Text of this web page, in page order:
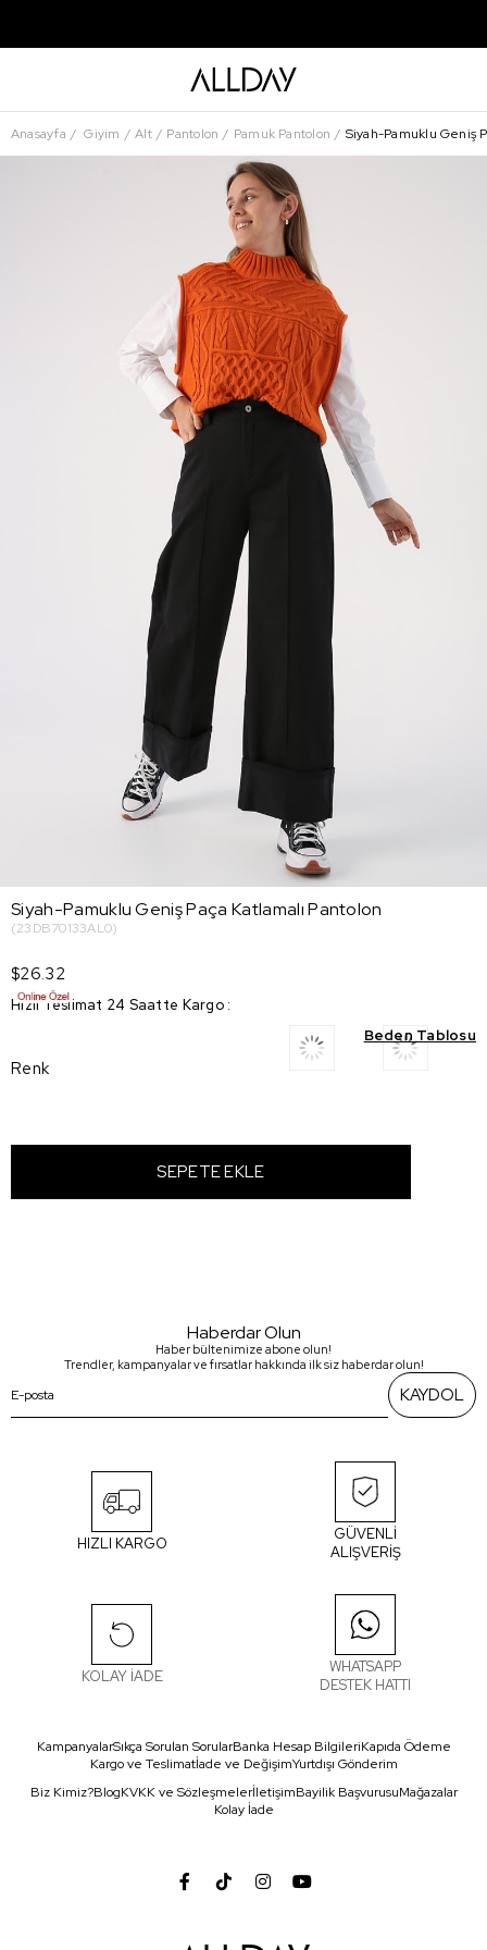
Anasayfa Giyim Alt Pantolon Pamuk Pantolon Siyah-Pamuklu Geniş
Siyah-Pamuklu Geniş Paça Katlamalı Pantolon
(23DB70133AL0)
$26.32
Hızlı Teslimat 24 Saatte Kargo :
Beden Tablosu
Renk
Haberdar Olun
Haber bültenimize abone olun!
Trendler, kampanyalar ve fırsatlar hakkında ilk siz haberdar olun!
KAYDOL
HIZLI KARGO
GÜVENLİ
ALIŞVERİŞ
KOLAY İADE
WHATSAPP
DESTEK HATTI
KampanyalarSıkça Sorulan SorularBanka Hesap BilgileriKapıda Ödeme
Kargo ve Teslimatİade ve DeğişimYurtdışı Gönderim
Biz Kimiz?BlogKVKK ve SözleşmelerİletişimBayilik BaşvurusuMağazalar
Kolay İade